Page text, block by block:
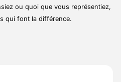
et cadre de travail
combiné à des
solides et
ou quoi que vous représentiez,
qui font la différence.